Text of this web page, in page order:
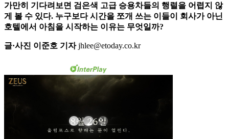
가만히 기다려보면 검은색 고급 승용차들의 행렬을 어렵지 않
게 볼 수 있다. 누구보다 시간을 쪼개 쓰는 이들이 회사가 아닌
호텔에서 아침을 시작하는 이유는 무엇일까?
글·사진 이준호 기자jhlee@etoday.co.kr